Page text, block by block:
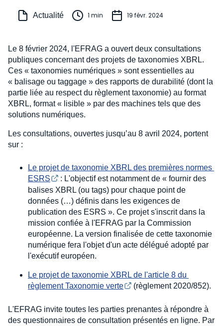
Actualité 1 min 19 févr. 2024
Le 8 février 2024, l'EFRAG a ouvert deux consultations
publiques concernant des projets de taxonomies XBRL.
Ces « taxonomies numériques » sont essentielles au
« balisage ou taggage » des rapports de durabilité (dont la
partie liée au respect du règlement taxonomie) au format
XBRL, format « lisible » par des machines tels que des
solutions numériques.
Les consultations, ouvertes jusqu’au 8 avril 2024, portent
sur :
Le projet de taxonomie XBRL des premières normes
ESRS
: L'objectif est notamment de « fournir des
balises XBRL (ou tags) pour chaque point de
données (…) définis dans les exigences de
publication des ESRS ». Ce projet s'inscrit dans la
mission confiée à l'EFRAG par la Commission
européenne. La version finalisée de cette taxonomie
numérique fera l'objet d'un acte délégué adopté par
l'exécutif européen.
Le projet de taxonomie XBRL de l'article 8 du
règlement Taxonomie verte
(règlement 2020/852).
L'EFRAG invite toutes les parties prenantes à répondre à
des questionnaires de consultation présentés en ligne. Par